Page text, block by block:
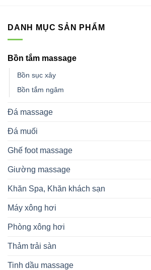
DANH MỤC SẢN PHẨM
Bồn tắm massage
Bồn sục xây
Bồn tắm ngâm
Đá massage
Đá muối
Ghế foot massage
Giường massage
Khăn Spa, Khăn khách sạn
Máy xông hơi
Phòng xông hơi
Thảm trải sàn
Tinh dầu massage